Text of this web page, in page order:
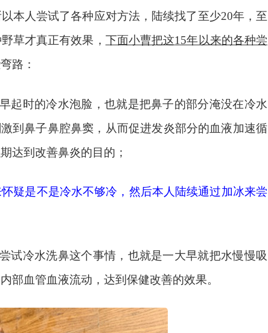
本人尝试了各种应对方法，陆续找了至少20年，至
草才真正有效果， 下面小曹把这15年以来的各种尝
路：
起时的冷水泡脸，也就是把鼻子的部分淹没在冷水
到鼻子鼻腔鼻窦，从而促进发炎部分的血液加速循
达到改善鼻炎的目的；
疑是不是冷水不够冷，然后本人陆续通过加冰来尝
试冷水洗鼻这个事情，也就是一大早就把水慢慢吸
部血管血液流动，达到保健改善的效果。